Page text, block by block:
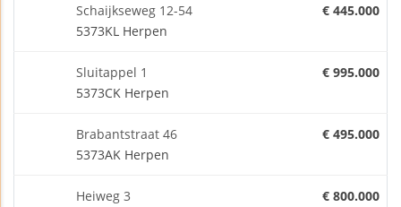
Schaijkseweg 12-54
5373KL Herpen
€ 445.000
Sluitappel 1
5373CK Herpen
€ 995.000
Brabantstraat 46
5373AK Herpen
€ 495.000
Heiweg 3
€ 800.000